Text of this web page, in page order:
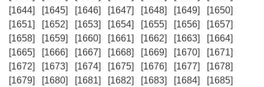
[1644]
[1645] [1646] [1647] [1648] [1649]
[1650]
[1651]
[1652] [1653] [1654] [1655] [1656]
[1657]
[1658]
[1659] [1660] [1661] [1662] [1663]
[1664]
[1665]
[1666] [1667] [1668] [1669] [1670]
[1671]
[1672]
[1673] [1674] [1675] [1676] [1677]
[1678]
[1679]
[1680] [1681] [1682] [1683] [1684]
[1685]